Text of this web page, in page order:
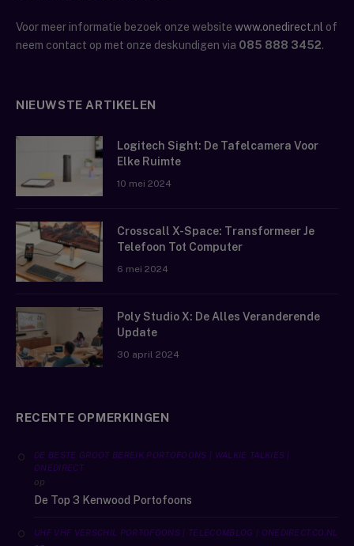
Voor meer informatie bezoek onze website www.onedirect.nl of
neem contact op met onze deskundigen via 085 888 3452.
NIEUWSTE ARTIKELEN
Logitech Sight: De Tafelcamera Voor
Elke Ruimte
10 mei 2024
Crosscall X-Space: Transformeer Je
Telefoon Tot Computer
6 mei 2024
Poly Studio X: De Alles Veranderende
Update
30 april 2024
RECENTE OPMERKINGEN
DE BESTE GROOT BEREIK PORTOFOONS | WALKIE TALKIES |
ONEDIRECT
op
De Top 3 Kenwood Portofoons
UHF VHF VERSCHIL PORTOFOONS | TELECOMBLOG | ONEDIRECT.CO.NL